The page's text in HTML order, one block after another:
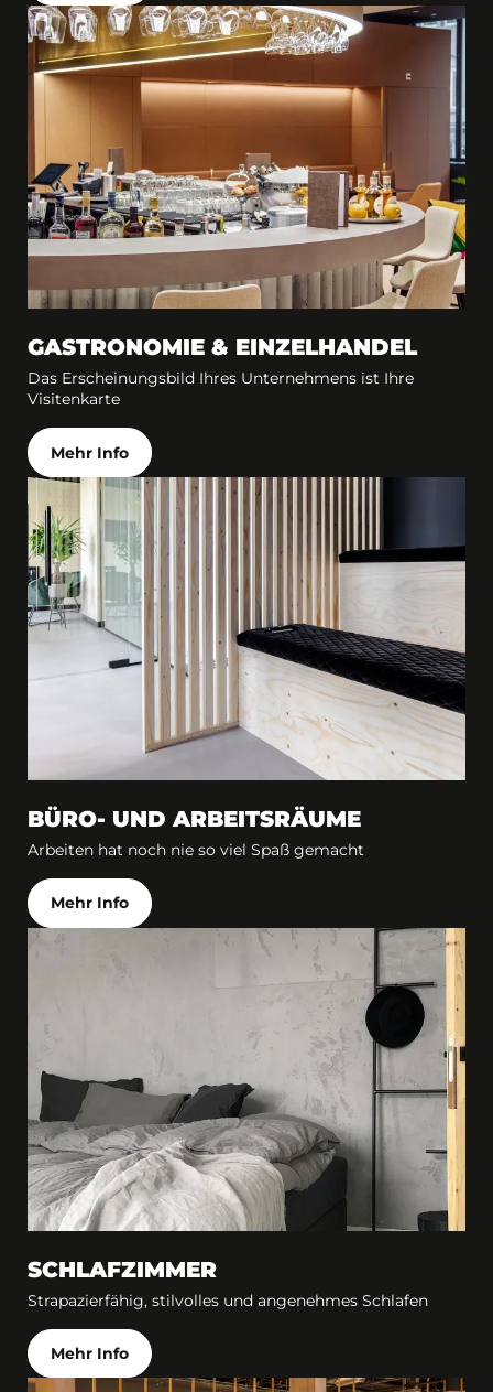
GASTRONOMIE & EINZELHANDEL
Das Erscheinungsbild Ihres Unternehmens ist Ihre
Visitenkarte
Mehr Info
BÜRO- UND ARBEITSRÄUME
Arbeiten hat noch nie so viel Spaß gemacht
Mehr Info
SCHLAFZIMMER
Strapazierfähig, stilvolles und angenehmes Schlafen
Mehr Info